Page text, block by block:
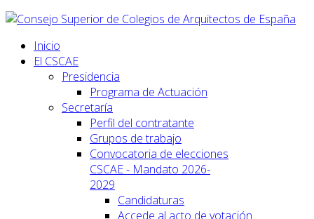
Inicio
El CSCAE
Presidencia
Programa de Actuación
Secretaría
Perfil del contratante
Grupos de trabajo
Convocatoria de elecciones
CSCAE - Mandato 2026-
2029
Candidaturas
Accede al acto de votación